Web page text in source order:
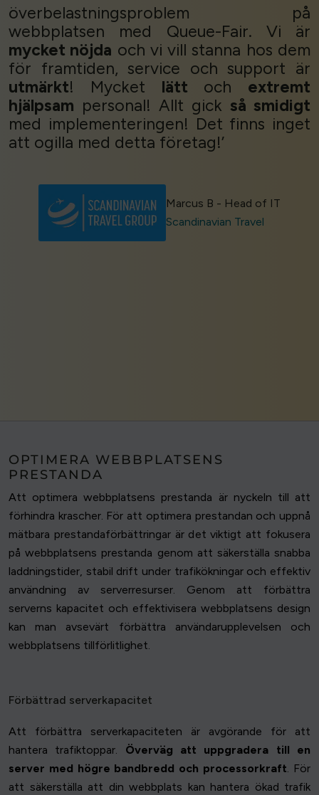
överbelastningsproblem på
webbplatsen med Queue-Fair. Vi är
mycket nöjda och vi vill stanna hos dem
för framtiden, service och support är
utmärkt! Mycket lätt och extremt
hjälpsam personal! Allt gick så smidigt
med implementeringen! Det finns inget
att ogilla med detta företag!’
Marcus B - Head of IT
Scandinavian Travel
OPTIMERA WEBBPLATSENS
PRESTANDA
Att optimera webbplatsens prestanda är nyckeln till att
förhindra krascher. För att optimera prestandan och uppnå
mätbara prestandaförbättringar är det viktigt att fokusera
på webbplatsens prestanda genom att säkerställa snabba
laddningstider, stabil drift under trafikökningar och effektiv
användning av serverresurser. Genom att förbättra
serverns kapacitet och effektivisera webbplatsens design
kan man avsevärt förbättra användarupplevelsen och
webbplatsens tillförlitlighet.
Förbättrad serverkapacitet
Att förbättra serverkapaciteten är avgörande för att
hantera trafiktoppar. Överväg att uppgradera till en
server med högre bandbredd och processorkraft. För
att säkerställa att din webbplats kan hantera ökad trafik